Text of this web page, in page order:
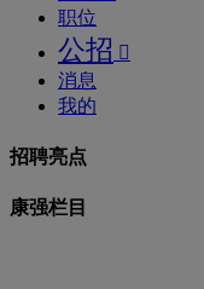
职位
公招 
消息
我的
招聘亮点
康强栏目